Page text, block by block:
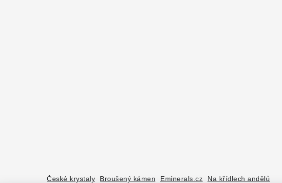
České krystaly Broušený kámen Eminerals.cz Na křídlech andělů